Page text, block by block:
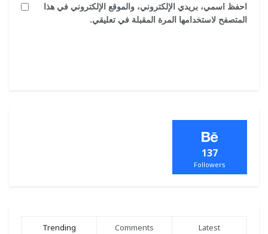
احفظ اسمي، بريدي الإلكتروني، والموقع الإلكتروني في هذا
المتصفح لاستخدامها المرة المقبلة في تعليقي.
137
Followers
Trending Comments Latest